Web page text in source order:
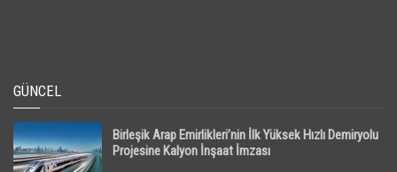
GÜNCEL
Birleşik Arap Emirlikleri’nin İlk Yüksek Hızlı Demiryolu
Projesine Kalyon İnşaat İmzası